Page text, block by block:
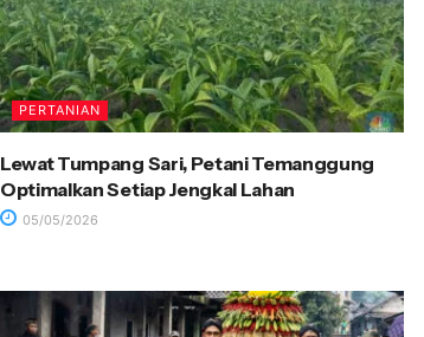
PERTANIAN
Lewat Tumpang Sari, Petani Temanggung
Optimalkan Setiap Jengkal Lahan
05/05/2026